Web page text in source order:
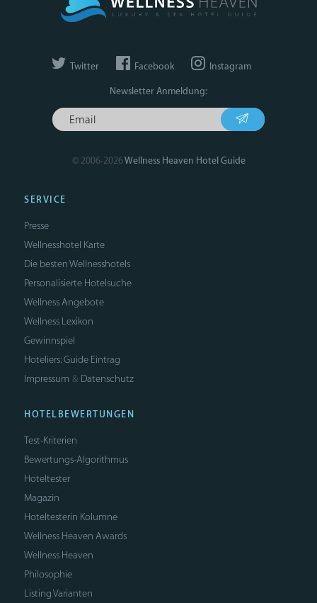
Twitter Facebook Instagram
Newsletter Anmeldung:
© 2006-2026Wellness Heaven Hotel Guide
SERVICE
Presse
Wellnesshotel Karte
Die besten Wellnesshotels
Personalisierte Hotelsuche
Wellness Angebote
Wellness Lexikon
Gewinnspiel
Hoteliers: Guide Eintrag
Impressum & Datenschutz
HOTELBEWERTUNGEN
Test-Kriterien
Bewertungs-Algorithmus
Hoteltester
Magazin
Hoteltesterin Kolumne
Wellness Heaven Awards
Wellness Heaven
Philosophie
Listing Varianten